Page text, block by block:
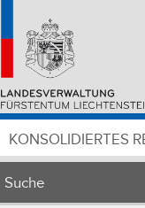
KONSOLIDIERTES
Suche